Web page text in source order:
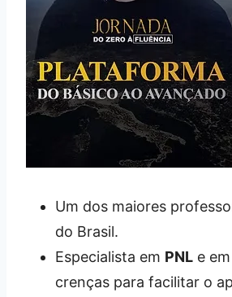
Um dos maiores
do Brasil.
Especialista em PNL e
crenças para facilitar o